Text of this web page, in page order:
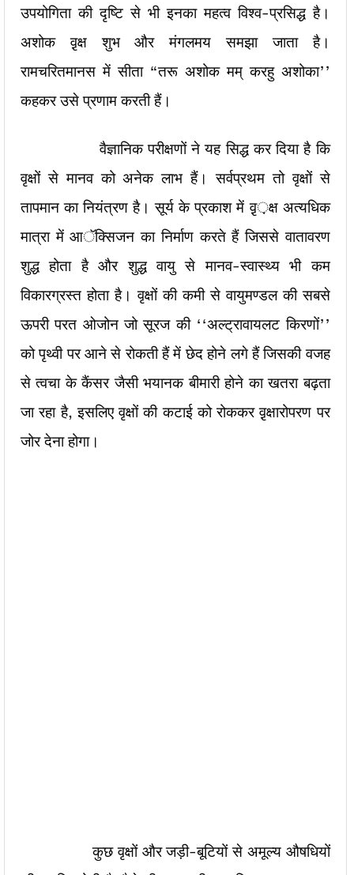
उपयोगिता की दृष्टि से भी इनका महत्व विश्व-प्रसिद्ध है।
अशोक वृ़क्ष शुभ और मंगलमय समझा जाता है।
रामचरितमानस में सीता “तरू अशोक मम् करहु अशोका’’
कहकर उसे प्रणाम करती हैं।
वैज्ञानिक परीक्षणों ने यह सिद्ध कर दिया है कि
वृक्षों से मानव को अनेक लाभ हैं। सर्वप्रथम तो वृक्षों से
तापमान का नियंत्रण है। सूर्य के प्रकाश में वृ़़क्ष अत्यधिक
मात्रा में आॅक्सिजन का निर्माण करते हैं जिससे वातावरण
शुद्ध होता है और शुद्ध वायु से मानव-स्वास्थ्य भी कम
विकारग्रस्त होता है। वृक्षों की कमी से वायुमण्डल की सबसे
ऊपरी परत ओजोन जो सूरज की ‘‘अल्ट्रावायलट किरणों’’
को पृथ्वी पर आने से रोकती हैं में छेद होने लगे हैं जिसकी वजह
से त्वचा के कैंसर जैसी भयानक बीमारी होने का खतरा बढ़ता
जा रहा है, इसलिए वृक्षों की कटाई को रोककर वृ़क्षारोपरण पर
जोर देना होगा।
कुछ वृक्षों और जड़ी-बूटियों से अमूल्य औषधियों